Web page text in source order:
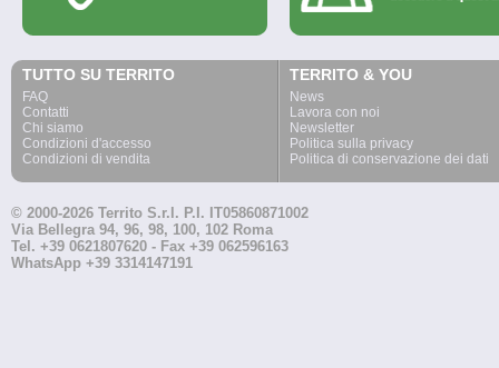
TUTTO SU TERRITO
FAQ
Contatti
Chi siamo
Condizioni d'accesso
Condizioni di vendita
TERRITO & YOU
News
Lavora con noi
Newsletter
Politica sulla privacy
Politica di conservazione dei dati
© 2000-2026 Territo S.r.l. P.I. IT05860871002
Via Bellegra 94, 96, 98, 100, 102 Roma
Tel. +39 0621807620 - Fax +39 062596163
WhatsApp +39 3314147191